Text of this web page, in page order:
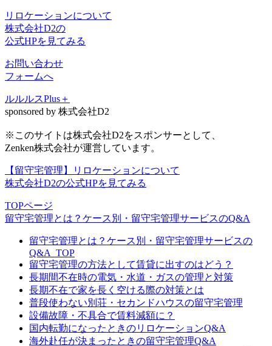
リロケーションについて
株式会社D2の
公式HPを見てみる
お問い合わせ
フォームへ
ルルルスPlus＋
sponsored by 株式会社D2
※このサイトは株式会社D2をスポンサーとして、
Zenken株式会社が運営しています。
【留守宅管理】リロケーションについて
株式会社D2の公式HPを見てみる
TOPページ
留守宅管理とは？ケース別・留守宅管理サービスのQ&A
留守宅管理とは？ケース別・留守宅管理サービスの
Q&A_TOP
留守宅管理の方法として賃貸に出すのはどう？
長期間不在時の電気・水道・ガスの管理と対策
長期不在で家を長く空ける際の対策とは
普段使わない別荘・セカンドハウスの留守宅管理
設備故障・不具合で賃料減額に？
国内転勤になったときのリロケーションQ&A
海外赴任が決まったときの留守宅管理Q&A